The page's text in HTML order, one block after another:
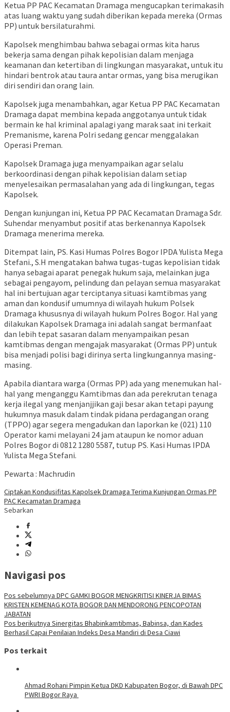
Ketua PP PAC Kecamatan Dramaga mengucapkan terimakasih
atas luang waktu yang sudah diberikan kepada mereka (Ormas
PP) untuk bersilaturahmi.
Kapolsek menghimbau bahwa sebagai ormas kita harus
bekerja sama dengan pihak kepolisian dalam menjaga
keamanan dan ketertiban di lingkungan masyarakat, untuk itu
hindari bentrok atau taura antar ormas, yang bisa merugikan
diri sendiri dan orang lain.
Kapolsek juga menambahkan, agar Ketua PP PAC Kecamatan
Dramaga dapat membina kepada anggotanya untuk tidak
bermain ke hal kriminal apalagi yang marak saat ini terkait
Premanisme, karena Polri sedang gencar menggalakan
Operasi Preman.
Kapolsek Dramaga juga menyampaikan agar selalu
berkoordinasi dengan pihak kepolisian dalam setiap
menyelesaikan permasalahan yang ada di lingkungan, tegas
Kapolsek.
Dengan kunjungan ini, Ketua PP PAC Kecamatan Dramaga Sdr.
Suhendar menyambut positif atas berkenannya Kapolsek
Dramaga menerima mereka.
Ditempat lain, PS. Kasi Humas Polres Bogor IPDA Yulista Mega
Stefani., S.H mengatakan bahwa tugas-tugas kepolisian tidak
hanya sebagai aparat penegak hukum saja, melainkan juga
sebagai pengayom, pelindung dan pelayan semua masyarakat
hal ini bertujuan agar terciptanya situasi kamtibmas yang
aman dan kondusif umumnya di wilayah hukum Polsek
Dramaga khususnya di wilayah hukum Polres Bogor. Hal yang
dilakukan Kapolsek Dramaga ini adalah sangat bermanfaat
dan lebih tepat sasaran dalam menyampaikan pesan
kamtibmas dengan mengajak masyarakat (Ormas PP) untuk
bisa menjadi polisi bagi dirinya serta lingkungannya masing-
masing.
Apabila diantara warga (Ormas PP) ada yang menemukan hal-
hal yang menganggu Kamtibmas dan ada perekrutan tenaga
kerja ilegal yang menjanjjikan gaji besar akan tetapi payung
hukumnya masuk dalam tindak pidana perdagangan orang
(TPPO) agar segera mengadukan dan laporkan ke (021) 110
Operator kami melayani 24 jam ataupun ke nomor aduan
Polres Bogor di 0812 1280 5587, tutup PS. Kasi Humas IPDA
Yulista Mega Stefani.
Pewarta : Machrudin
Ciptakan Kondusifitas Kapolsek Dramaga Terima Kunjungan Ormas PP
PAC Kecamatan Dramaga
Sebarkan
Navigasi pos
Pos sebelumnya DPC GAMKI BOGOR MENGKRITISI KINERJA BIMAS
KRISTEN KEMENAG KOTA BOGOR DAN MENDORONG PENCOPOTAN
JABATAN
Pos berikutnya Sinergitas Bhabinkamtibmas, Babinsa, dan Kades
Berhasil Capai Penilaian Indeks Desa Mandiri di Desa Ciawi
Pos terkait
Ahmad Rohani Pimpin Ketua DKD Kabupaten Bogor, di Bawah DPC
PWRI Bogor Raya